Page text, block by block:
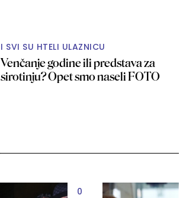
I SVI SU HTELI ULAZNICU
Venčanje godine ili predstava za
sirotinju? Opet smo naseli FOTO
0